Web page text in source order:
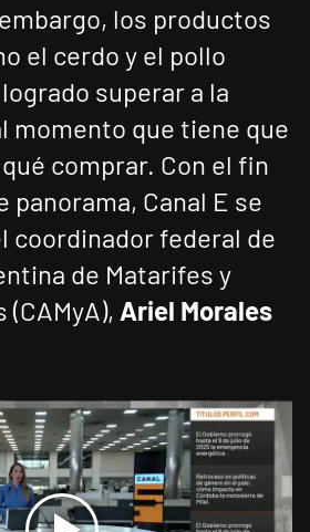
los productos
el cerdo y el pollo
superar a la
momento que tiene que
comprar. Con el fin
panorama, Canal E se
coordinador federal de
de Matarifes y
Ariel Morales